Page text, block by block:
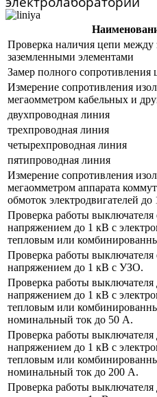
Проверка наличия цепи между
заземленными элементами
Замер полного сопротивления
Измерение сопротивления
мегаомметром кабельных и
двухпроводная линия
трехпроводная линия
четырехпроводная линия
пятипроводная линия
Измерение сопротивления
мегаомметром аппарата
обмоток электродвигателей до
Проверка работы
напряжением до 1 кВ с
тепловым или
Проверка работы
напряжением до 1 кВ с УЗО.
Проверка работы
напряжением до 1 кВ с
тепловым или
номинальный ток до 50 А.
Проверка работы
напряжением до 1 кВ с
тепловым или
номинальный ток до 200 А.
Проверка работы